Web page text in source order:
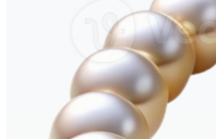
Redaktionelle Ereignisse